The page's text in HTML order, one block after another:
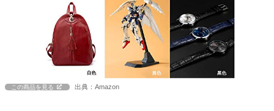
この商品を見る 出典：Amazon